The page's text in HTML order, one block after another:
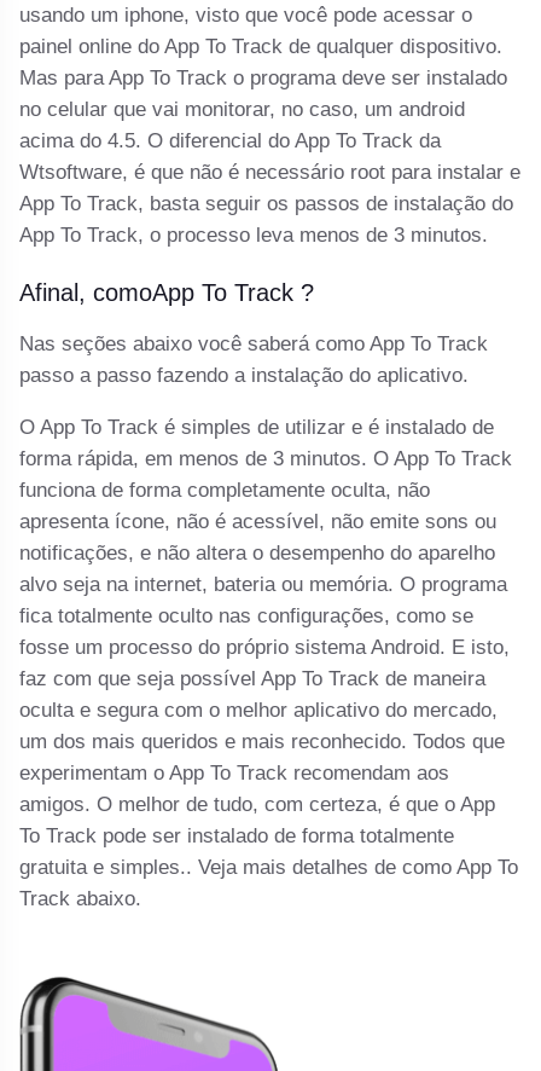
usando um iphone, visto que você pode acessar o
painel online do App To Track de qualquer dispositivo.
Mas para App To Track o programa deve ser instalado
no celular que vai monitorar, no caso, um android
acima do 4.5. O diferencial do App To Track da
Wtsoftware, é que não é necessário root para instalar e
App To Track, basta seguir os passos de instalação do
App To Track, o processo leva menos de 3 minutos.
Afinal, comoApp To Track ?
Nas seções abaixo você saberá como App To Track
passo a passo fazendo a instalação do aplicativo.
O App To Track é simples de utilizar e é instalado de
forma rápida, em menos de 3 minutos. O App To Track
funciona de forma completamente oculta, não
apresenta ícone, não é acessível, não emite sons ou
notificações, e não altera o desempenho do aparelho
alvo seja na internet, bateria ou memória. O programa
fica totalmente oculto nas configurações, como se
fosse um processo do próprio sistema Android. E isto,
faz com que seja possível App To Track de maneira
oculta e segura com o melhor aplicativo do mercado,
um dos mais queridos e mais reconhecido. Todos que
experimentam o App To Track recomendam aos
amigos. O melhor de tudo, com certeza, é que o App
To Track pode ser instalado de forma totalmente
gratuita e simples.. Veja mais detalhes de como App To
Track abaixo.